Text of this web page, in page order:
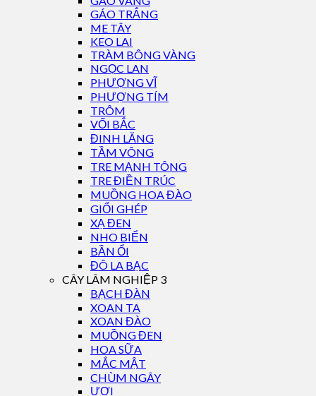
GÁO TRẮNG
ME TÂY
KEO LAI
TRÀM BÔNG VÀNG
NGỌC LAN
PHƯỢNG VĨ
PHƯỢNG TÍM
TRÔM
VỐI BẮC
ĐINH LĂNG
TẦM VÔNG
TRE MẠNH TÔNG
TRE ĐIỀN TRÚC
MUỒNG HOA ĐÀO
GIỔI GHÉP
XẠ ĐEN
NHO BIỂN
BẦN ỔI
ĐÔ LA BẠC
CÂY LÂM NGHIỆP 3
BẠCH ĐÀN
XOAN TA
XOAN ĐÀO
MUỒNG ĐEN
HOA SỮA
MẮC MẬT
CHÙM NGÂY
ƯƠI